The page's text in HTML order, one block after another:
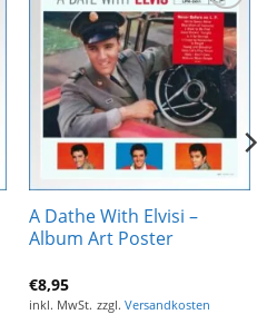
Zur
Wunschliste
hinzufügen
A Dathe With Elvisi –
Album Art Poster
€8,95
inkl. MwSt. zzgl. Versandkosten